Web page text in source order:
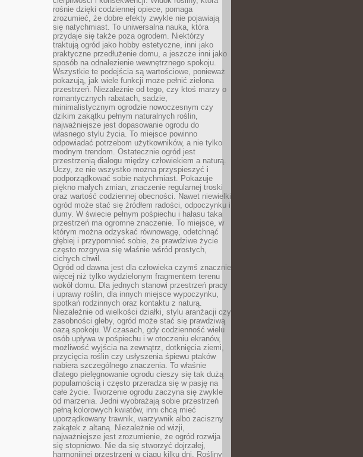
rośnie dzięki codziennej opiece, pomaga
zrozumieć, że dobre efekty zwykle nie pojawiają
się natychmiast. To uniwersalna nauka, która
przydaje się także poza ogrodem. Niektórzy
traktują ogród jako hobby estetyczne, inni jako
praktyczne przedłużenie domu, a jeszcze inni jako
sposób na odnalezienie wewnętrznego spokoju.
Wszystkie te podejścia są wartościowe, ponieważ
pokazują, jak wiele funkcji może pełnić zielona
przestrzeń. Niezależnie od tego, czy ktoś marzy o
romantycznych rabatach, sadzie,
minimalistycznym ogrodzie nowoczesnym czy
dzikim zakątku pełnym naturalnych roślin,
najważniejsze jest dopasowanie ogrodu do
własnego stylu życia. To miejsce powinno
odpowiadać potrzebom użytkowników, a nie tylko
modnym trendom. Ostatecznie ogród jest
przestrzenią dialogu między człowiekiem a naturą.
Uczy, że nie wszystko można przyspieszyć i
podporządkować sobie natychmiast. Pokazuje
piękno małych zmian, znaczenie regularnej troski
oraz wartość codziennej obecności. Nawet niewielki
ogród może stać się źródłem radości, odpoczynku i
dumy. W świecie pełnym pośpiechu i hałasu taka
przestrzeń ma ogromne znaczenie. To miejsce, w
którym można odzyskać równowagę, odetchnąć
głębiej i przypomnieć sobie, że prawdziwe życie
często rozgrywa się właśnie wśród prostych,
cichych chwil.
Ogród od dawna jest dla człowieka czymś znacznie
więcej niż tylko wydzielonym fragmentem terenu
wokół domu. Dla jednych stanowi przestrzeń pracy
i uprawy roślin, dla innych miejsce wypoczynku,
spotkań rodzinnych oraz kontaktu z naturą.
Niezależnie od wielkości działki, stylu aranżacji czy
zasobności gleby, ogród może stać się prawdziwą
oazą spokoju. W czasach, gdy codzienność wielu
osób upływa w pośpiechu i w otoczeniu ekranów,
możliwość wyjścia na zewnątrz, dotknięcia ziemi,
przycięcia roślin czy usłyszenia śpiewu ptaków
nabiera szczególnego znaczenia. To właśnie
dlatego pielęgnowanie ogrodu cieszy się tak dużą
popularnością i często przeradza się w pasję na
całe życie. Tworzenie ogrodu zaczyna się zwykle
od marzenia. Jedni wyobrażają sobie przestrzeń
pełną kolorowych kwiatów, inni chcą mieć
uporządkowany trawnik, warzywnik albo zaciszny
zakątek z altaną. Niezależnie od wizji,
najważniejsze jest zrozumienie, że ogród rozwija
się stopniowo. Nie da się stworzyć dojrzałej,
harmonijnej przestrzeni w ciągu kilku dni. Rośliny